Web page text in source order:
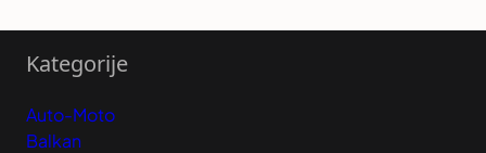
Kategorije
Auto-Moto
Balkan